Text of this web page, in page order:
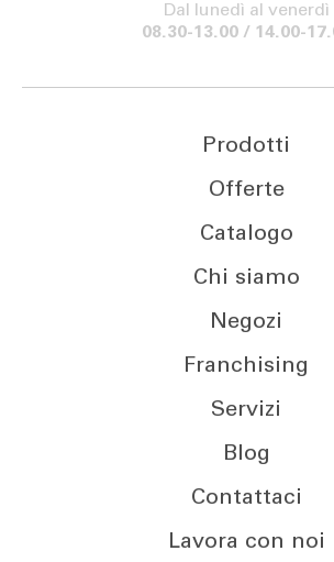
Dal lunedì al venerdì
08.30-13.00 / 14.00-
Prodotti
Offerte
Catalogo
Chi siamo
Negozi
Franchising
Servizi
Blog
Contattaci
Lavora con noi